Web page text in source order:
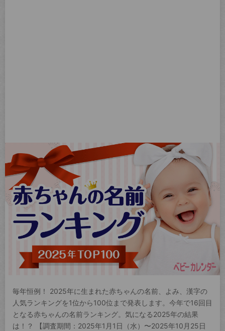
毎年恒例！ 2025年に生まれた赤ちゃんの名前、よみ、漢字の
人気ランキングを1位から100位まで発表します。今年で16回目
となる赤ちゃんの名前ランキング。気になる2025年の結果
は！？ 【調査期間：2025年1月1日（水）〜2025年10月25日